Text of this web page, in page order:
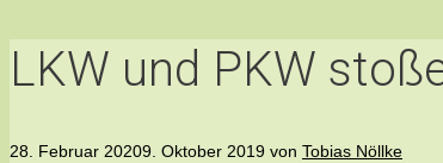
LKW und PKW
28. Februar 20209. Oktober 2019 von Tobias Nöllke